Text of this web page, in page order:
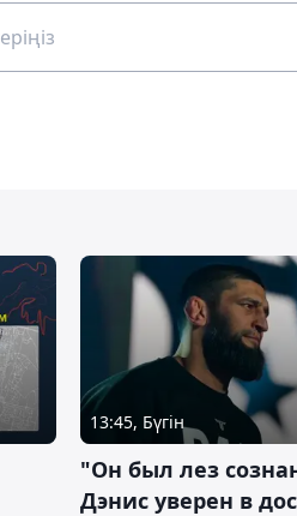
13:45, Бүгін
"Он был лез
Дэнис уверен в